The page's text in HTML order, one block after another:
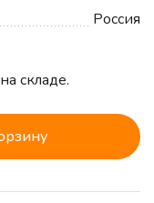
Россия
складе.